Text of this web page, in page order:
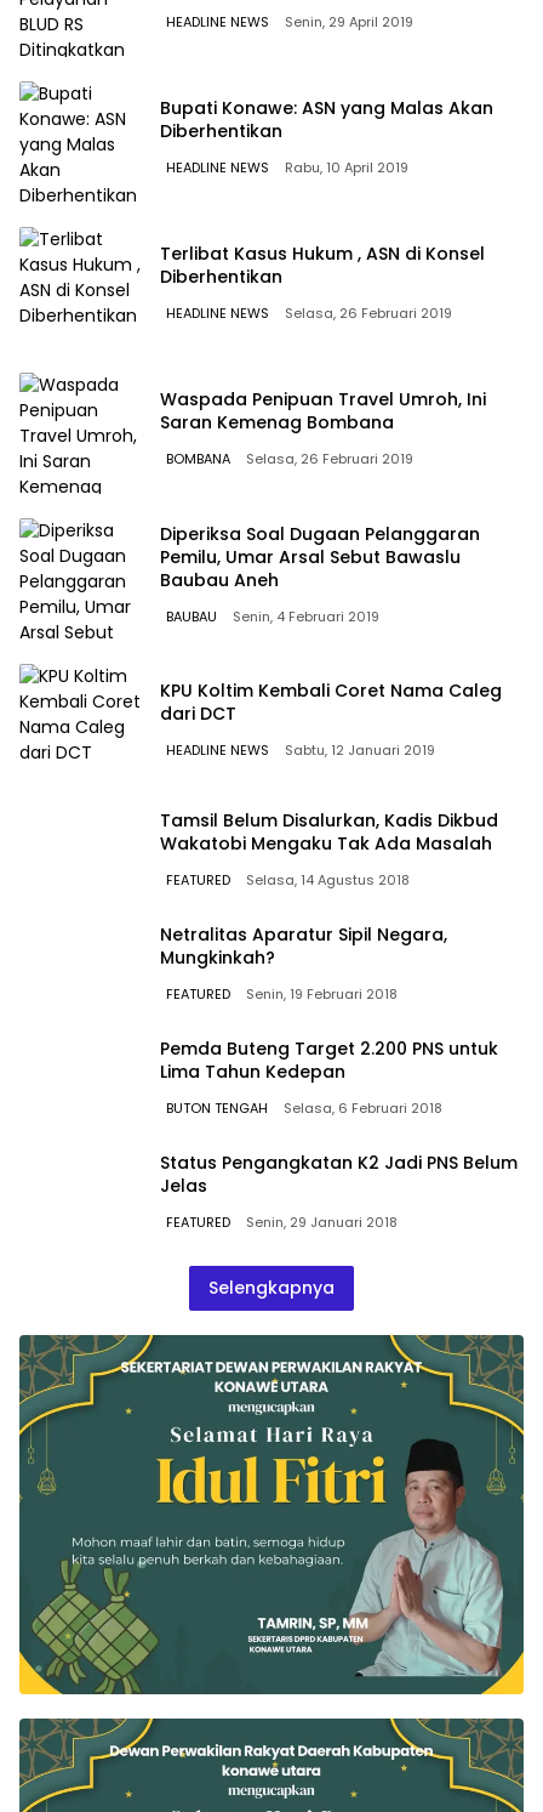
HEADLINE NEWS Senin, 29 April 2019
Bupati Konawe: ASN yang Malas Akan
Diberhentikan
HEADLINE NEWS Rabu, 10 April 2019
Terlibat Kasus Hukum , ASN di Konsel
Diberhentikan
HEADLINE NEWS Selasa, 26 Februari 2019
Waspada Penipuan Travel Umroh, Ini
Saran Kemenag Bombana
BOMBANA Selasa, 26 Februari 2019
Diperiksa Soal Dugaan Pelanggaran
Pemilu, Umar Arsal Sebut Bawaslu
Baubau Aneh
BAUBAU Senin, 4 Februari 2019
KPU Koltim Kembali Coret Nama Caleg
dari DCT
HEADLINE NEWS Sabtu, 12 Januari 2019
Tamsil Belum Disalurkan, Kadis Dikbud
Wakatobi Mengaku Tak Ada Masalah
FEATURED Selasa, 14 Agustus 2018
Netralitas Aparatur Sipil Negara,
Mungkinkah?
FEATURED Senin, 19 Februari 2018
Pemda Buteng Target 2.200 PNS untuk
Lima Tahun Kedepan
BUTON TENGAH Selasa, 6 Februari 2018
Status Pengangkatan K2 Jadi PNS Belum
Jelas
FEATURED Senin, 29 Januari 2018
Selengkapnya